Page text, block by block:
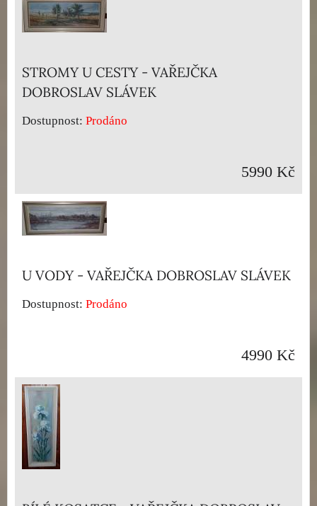
STROMY U CESTY - VAŘEJČKA
DOBROSLAV SLÁVEK
Dostupnost: Prodáno
5990 Kč
U VODY - VAŘEJČKA DOBROSLAV SLÁVEK
Dostupnost: Prodáno
4990 Kč